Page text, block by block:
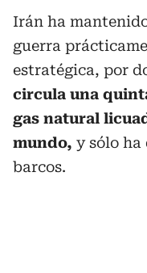
Irán ha
guerra
estratégica, por
circula una
gas natural
mundo, y sólo ha
barcos.